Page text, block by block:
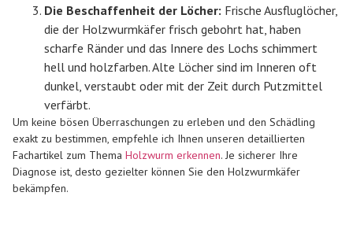
Die Beschaffenheit der Löcher: Frische Ausfluglöcher,
die der Holzwurmkäfer frisch gebohrt hat, haben
scharfe Ränder und das Innere des Lochs schimmert
hell und holzfarben. Alte Löcher sind im Inneren oft
dunkel, verstaubt oder mit der Zeit durch Putzmittel
verfärbt.
Um keine bösen Überraschungen zu erleben und den Schädling
exakt zu bestimmen, empfehle ich Ihnen unseren detaillierten
Fachartikel zum Thema Holzwurm erkennen. Je sicherer Ihre
Diagnose ist, desto gezielter können Sie den Holzwurmkäfer
bekämpfen.